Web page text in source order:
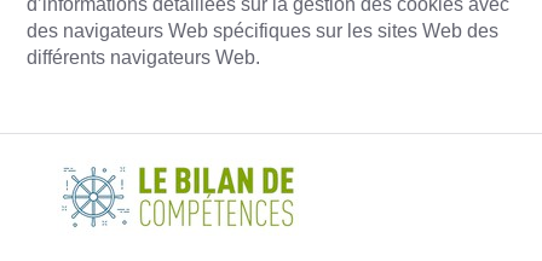
d’informations détaillées sur la gestion des cookies avec
des navigateurs Web spécifiques sur les sites Web des
différents navigateurs Web.